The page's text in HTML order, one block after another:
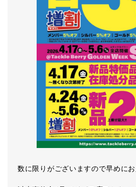
数に限りがございますので早めにお